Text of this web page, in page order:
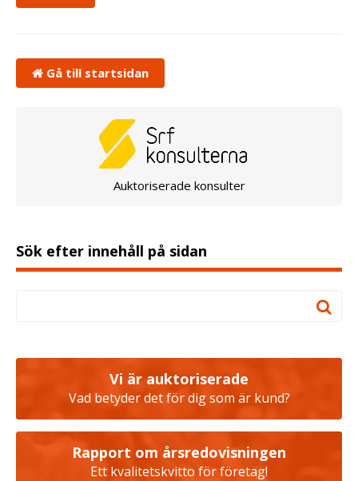
Gå till startsidan
Auktoriserade konsulter
Sök efter innehåll på sidan
Vi är auktoriserade
Vad betyder det för dig som är kund?
Rapport om årsredovisningen
Ett kvalitetskvitto för företag!